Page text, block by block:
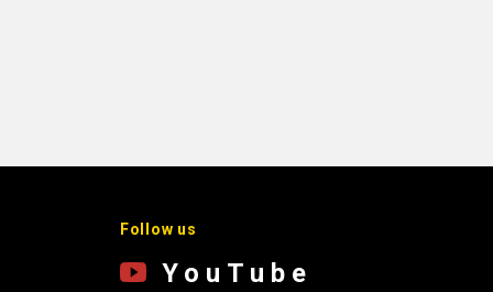
Follow us
YouTube